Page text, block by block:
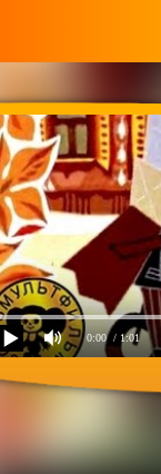
0:00 / 1:01